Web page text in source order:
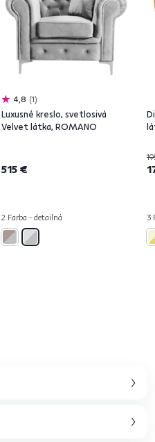
4,8 1
Luxusné kreslo, svetlosivá
Velvet látka, ROMANO
515 €
2 Farba - detailná 3